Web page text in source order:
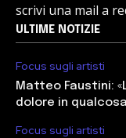
scrivi una mail a
ULTIME NOTIZIE
Focus sugli artisti
Matteo Faustini:
dolore in
Focus sugli artisti